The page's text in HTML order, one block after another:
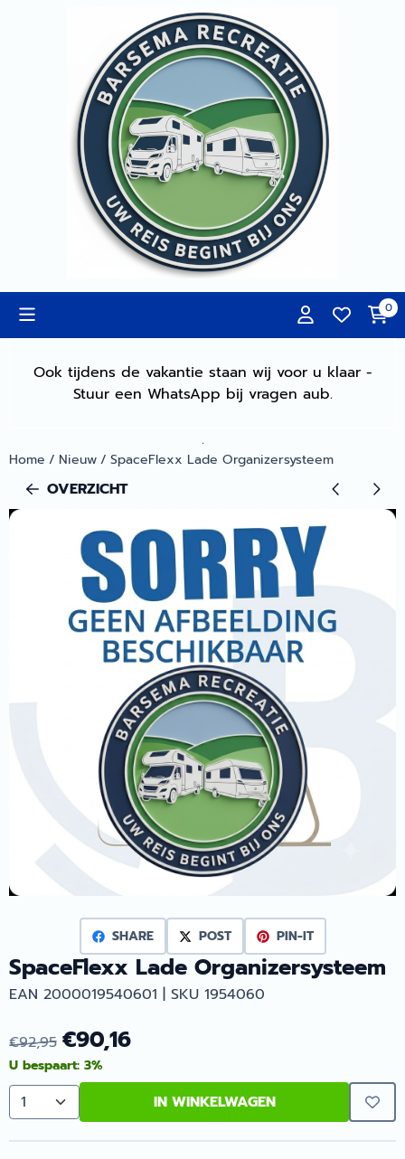
Cookievoorkeuren zijn momenteel gesloten.
0
Ook tijdens de vakantie staan wij voor u klaar -
Stuur een WhatsApp bij vragen aub.
.
Home / Nieuw/ SpaceFlexx Lade Organizersysteem
OVERZICHT
SHARE POST PIN-IT
SpaceFlexx Lade Organizersysteem
EAN 2000019540601 | SKU 1954060
€92,95 €90,16
U bespaart: 3%
Aantal IN WINKELWAGEN